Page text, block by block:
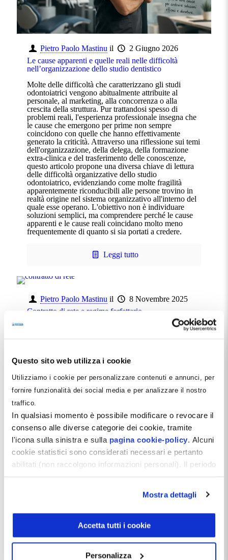
Questo sito web utilizza i cookie
Utilizziamo i cookie per personalizzare contenuti e annunci, per
fornire funzionalità dei social media e per analizzare il nostro
traffico.
In qualsiasi momento è possibile modificare o revocare il
consenso alle diverse categorie dei cookie, tramite
l'icona sulla sinistra e sulla pagina cookie-policy . Alcuni
cookie statistici sono considerati necessari e pertanto
abilitati (non raccolgono informazioni personali). Il periodo
indirizzo:dentistamanager.it/contatti-dentista-
Chiudendo questo banner tramite apposita X in alto a
Mostra dettagli
Accetta tutti i cookie
Personalizza
Pietro Paolo Mastinu il
2 Giugno 2026
Le cause apparenti e quelle reali nelle difficoltà
nell’organizzazione dello studio dentistico
Molte delle difficoltà che caratterizzano gli studi
odontoiatrici vengono abitualmente attribuite al
personale, al marketing, alla concorrenza o alla
crescita della struttura. Pur trattandosi spesso di
problemi reali, l'esperienza professionale insegna che
le cause che emergono per prime non sempre
coincidono con quelle che hanno effettivamente
generato la criticità. Attraverso una riflessione sui temi
dell'organizzazione, della delega, della formazione
extra-clinica e del trasferimento delle conoscenze,
questo articolo propone una diversa chiave di lettura
delle difficoltà organizzative dello studio
odontoiatrico, evidenziando come molte fragilità
apparentemente riconducibili alle persone trovino in
realtà origine nel sistema organizzativo all'interno del
quale esse operano. L'obiettivo non è individuare
soluzioni semplici, ma comprendere perché le cause
apparenti e le cause reali coincidano molto meno
frequentemente di quanto si sia portati a credere.
Leggi tutto
Pietro Paolo Mastinu il
8 Novembre 2025
Contratto di rete e regime forfettario
L'adesione ad un contratto di rete e in particolare in
applicarlo ai propri redditi di lavoro autonomo. In
ragioni le due situazioni non si pongano minimamente
Pietro Paolo Mastinu il
4 Luglio 2025
La risposta strategica alle sfide del presente è